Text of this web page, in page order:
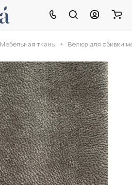
Мебельная ткань Велюр для обивки